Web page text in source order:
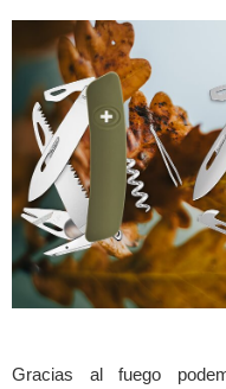
Gracias al fuego